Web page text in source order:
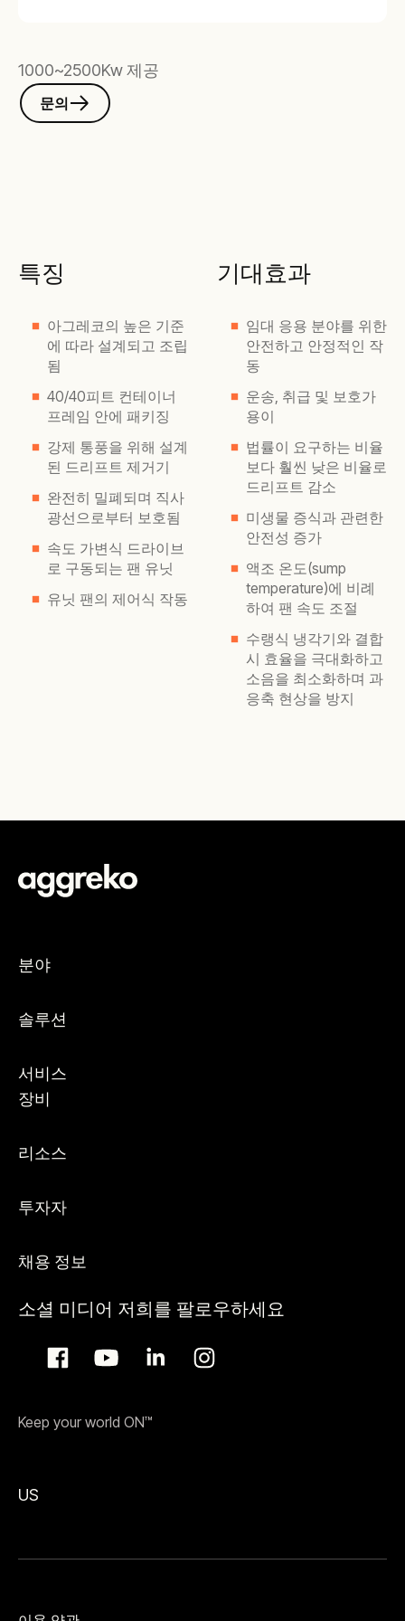
1000~2500Kw 제공
문의
특징
아그레코의 높은 기준
에 따라 설계되고 조립
됨
40/40피트 컨테이너
프레임 안에 패키징
강제 통풍을 위해 설계
된 드리프트 제거기
완전히 밀폐되며 직사
광선으로부터 보호됨
속도 가변식 드라이브
로 구동되는 팬 유닛
유닛 팬의 제어식 작동
기대효과
임대 응용 분야를 위한
안전하고 안정적인 작
동
운송, 취급 및 보호가
용이
법률이 요구하는 비율
보다 훨씬 낮은 비율로
드리프트 감소
미생물 증식과 관련한
안전성 증가
액조 온도(sump
temperature)에 비례
하여 팬 속도 조절
수랭식 냉각기와 결합
시 효율을 극대화하고
소음을 최소화하며 과
응축 현상을 방지
분야
솔루션
서비스
장비
리소스
투자자
채용 정보
소셜 미디어 저희를 팔로우하세요
Keep your world ON™
US